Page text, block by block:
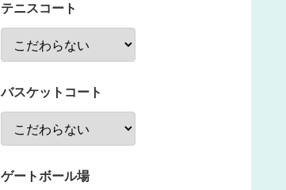
テニスコート
バスケットコート
ゲートボール場